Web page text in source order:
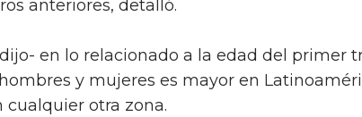
anteriores, detalló.
en lo relacionado a la edad del primer
y mujeres es mayor en
cualquier otra zona.